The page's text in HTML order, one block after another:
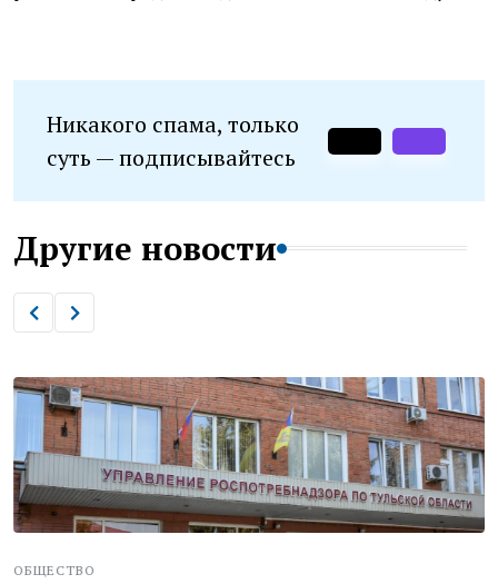
Никакого спама, только
суть — подписывайтесь
Другие новости
ОБЩЕСТВО